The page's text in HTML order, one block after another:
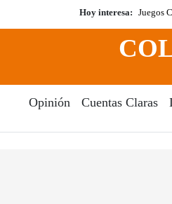
Hoy interesa: Juegos
Opinión Cuentas Claras